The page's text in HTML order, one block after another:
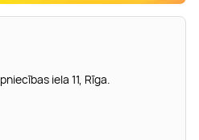
iela 11, Rīga.